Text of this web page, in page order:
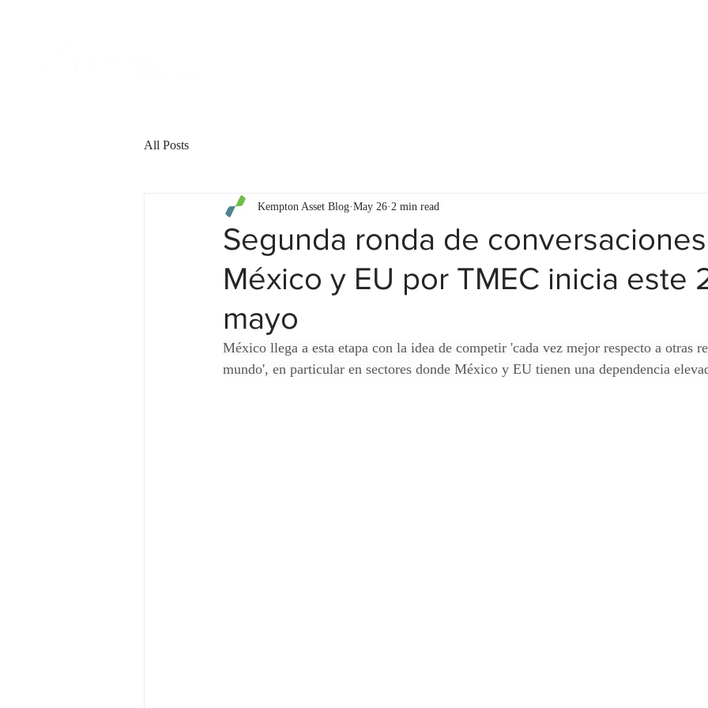
All Posts
Segunda ronda de
México y EU por TMEC inicia este
mayo
Kempton Asset Blog May 26 2 min read
México llega a esta etapa con la idea de competir 'cada vez mejor respecto a otras
mundo', en particular en sectores donde México y EU tienen una dependencia